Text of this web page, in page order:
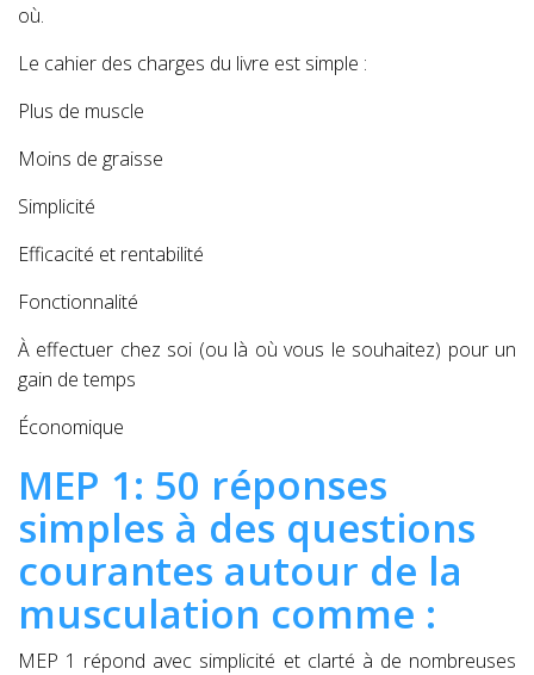
où.
Le cahier des charges du livre est simple :
Plus de muscle
Moins de graisse
Simplicité
Efficacité et rentabilité
Fonctionnalité
À effectuer chez soi (ou là où vous le souhaitez) pour un
gain de temps
Économique
MEP 1: 50 réponses
simples à des questions
courantes autour de la
musculation comme :
MEP 1 répond avec simplicité et clarté à de nombreuses